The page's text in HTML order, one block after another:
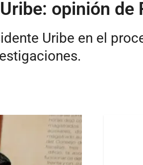
opinión de
Uribe en el